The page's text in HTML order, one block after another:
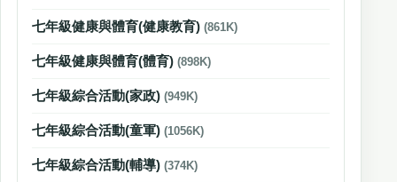
七年級健康與體育(健康教育) (861K)
七年級健康與體育(體育) (898K)
七年級綜合活動(家政) (949K)
七年級綜合活動(童軍) (1056K)
七年級綜合活動(輔導) (374K)